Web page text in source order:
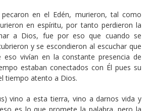
en el Edén, murieron, tal como
en espíritu, por tanto perdieron la
a Dios, fue por eso que cuando se
y se escondieron al escuchar que
eso vivían en la constante presencia de
estaban conectados con Él pues su
tiempo atento a Dios.
vino a esta tierra, vino a darnos vida y